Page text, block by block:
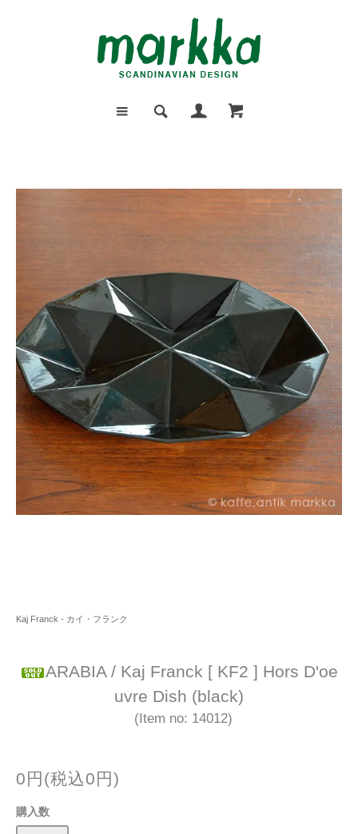
Kaj Franck - カイ・フランク
ARABIA / Kaj Franck [ KF2 ] Hors D'oe
uvre Dish (black)
(Item no: 14012)
0円(税込0円)
購入数